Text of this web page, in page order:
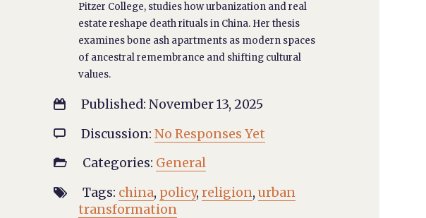
Pitzer College, studies how urbanization and real
estate reshape death rituals in China. Her thesis
examines bone ash apartments as modern spaces
of ancestral remembrance and shifting cultural
values.
 Published: November 13, 2025
 Discussion: No Responses Yet
 Categories: General
 Tags: china, policy, religion, urban
transformation